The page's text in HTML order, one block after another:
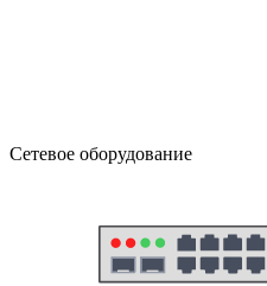
Сетевое оборудование